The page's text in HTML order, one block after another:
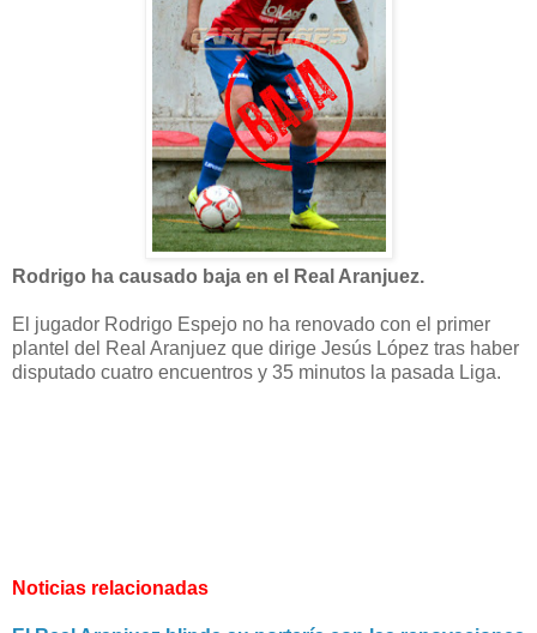
Rodrigo ha causado baja en el Real Aranjuez.
El jugador Rodrigo Espejo no ha renovado con el primer
plantel del Real Aranjuez que dirige Jesús López tras haber
disputado cuatro encuentros y 35 minutos la pasada Liga.
Noticias relacionadas